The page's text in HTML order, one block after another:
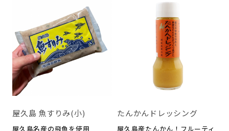
屋久島 魚すりみ(小)
屋久島名産の飛魚を使用
たんかんドレッシング
屋久島産たんかん！フルーティ